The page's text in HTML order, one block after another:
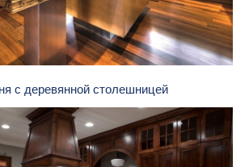
с деревянной столешницей